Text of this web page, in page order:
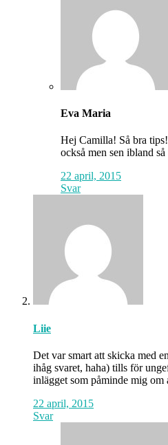
Eva Maria
Hej Camilla! Så bra
också men sen ibland
22 april, 2015
Svar
Liie
Det var smart att skicka med
ihåg svaret, haha) tills för
inlägget som påminde mig
22 april, 2015
Svar